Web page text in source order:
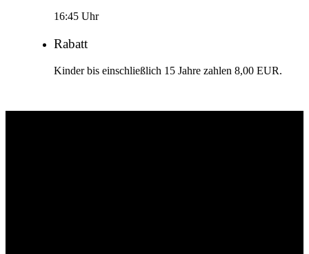
16:45 Uhr
Rabatt
Kinder bis einschließlich 15 Jahre zahlen 8,00 EUR.